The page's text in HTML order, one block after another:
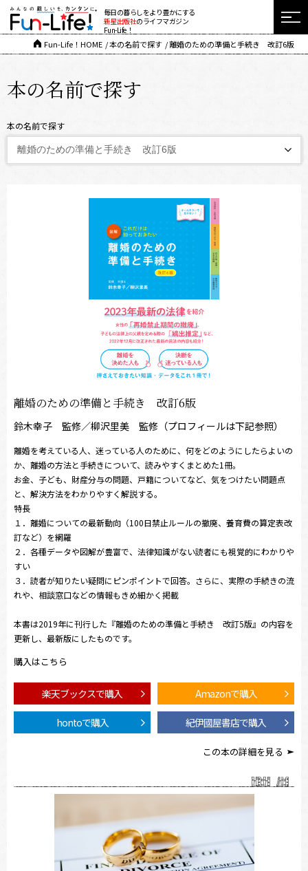
毎日の暮らしをより豊かにする
新星出版社のライフマガジン
Fun-Life！
Fun-Life！HOME 本の名前で探す 離婚のための準備と手続き 改訂6版
本の名前で探す
本の名前で探す
離婚のための準備と手続き 改訂6版
鈴木幸子 監修／柳沢里美 監修（プロフィールは下記参照）
離婚を考えている人、迷っている人のために、何をどのようにしたらよいの
か、離婚の方法と手続きについて、読みやすくまとめた1冊。
お金、子ども、財産分与の問題、戸籍についてなど、気をつけたい問題点
と、解決方法をわかりやすく解説する。
特長
１．離婚についての最新動向（100日禁止ルールの撤廃、養育費の算定表改
訂など）を網羅
２．各種データや図解が豊富で、法律知識がない読者にも視覚的にわかりや
すい
３．読者が知りたい疑問にピンポイントで回答。さらに、実際の手続きの流
れや、相談窓口などの情報もきめ細かく掲載
本書は2019年に刊行した『離婚のための準備と手続き 改訂5版』の内容を
更新し、最新版にしたものです。
購入はこちら
楽天ブックスで購入 Amazonで購入
hontoで購入 紀伊國屋書店で購入
この本の詳細を見る